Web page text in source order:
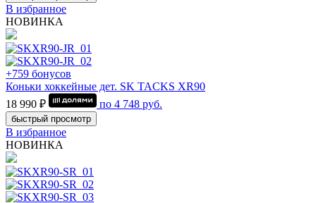
В избранное
НОВИНКА
+759 бонусов
Коньки хоккейные дет. SK TACKS XR90
18 990 ₽
по 4 748 руб.
быстрый просмотр
В избранное
НОВИНКА